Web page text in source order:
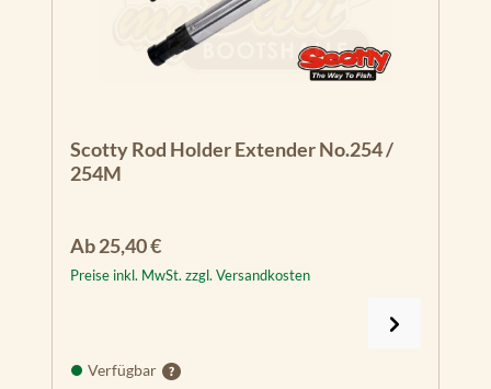
Scotty Rod Holder Extender No.254 /
254M
Regulärer Preis:
Ab25,40 €
Preise inkl. MwSt. zzgl. Versandkosten
Verfügbar